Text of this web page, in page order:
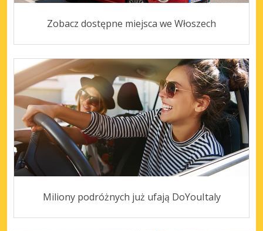
Zobacz dostępne miejsca we Włoszech
Miliony podróżnych już ufają DoYouItaly